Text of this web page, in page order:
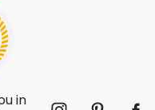
in